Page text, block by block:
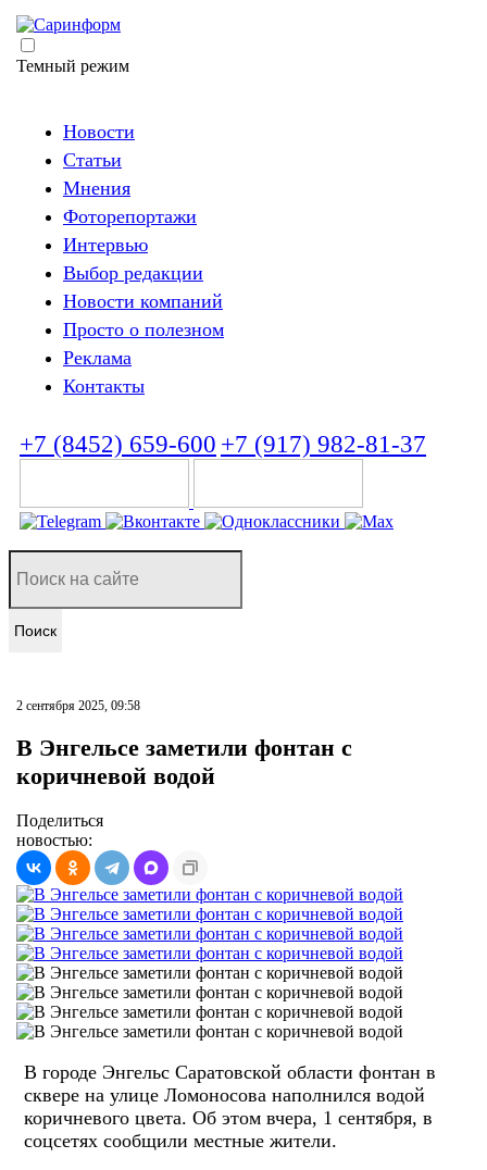
Темный режим
Новости
Статьи
Мнения
Фоторепортажи
Интервью
Выбор редакции
Новости компаний
Просто о полезном
Реклама
Контакты
+7 (8452) 659-600 +7 (917) 982-81-37
Поиск
2 сентября 2025, 09:58
В Энгельсе заметили фонтан с
коричневой водой
Поделиться
новостью:
В городе Энгельс Саратовской области фонтан в
сквере на улице Ломоносова наполнился водой
коричневого цвета. Об этом вчера, 1 сентября, в
соцсетях сообщили местные жители.